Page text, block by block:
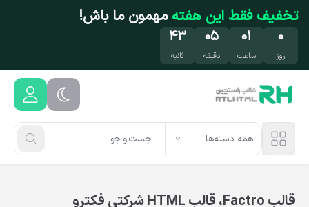
رفتن به محتوای اصلی
تخفیف فقط این هفتهمهمون ما باش!
۰
روز
۰۱
ساعت
۰۵
دقیقه
۴۳
ثانیه
همه دسته‌ها
قالب Factro، قالب HTML شرکتی فکترو